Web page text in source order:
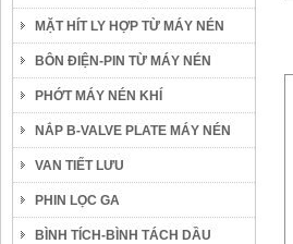
MẶT HÍT LY HỢP TỪ MÁY NÉN
BÔN ĐIỆN-PIN TỪ MÁY NÉN
PHỚT MÁY NÉN KHÍ
NẮP B-VALVE PLATE MÁY NÉN
VAN TIẾT LƯU
PHIN LỌC GA
BÌNH TÍCH-BÌNH TÁCH DẦU